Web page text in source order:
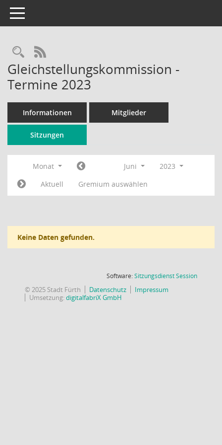
Toggle navigation
Rechercheauswahl
RSS-Feed
Gleichstellungskommission -
Termine 2023
Informationen Mitglieder
Sitzungen
Monat Juni
2023
Aktuell
Gremium auswählen
Keine Daten gefunden.
Software:SitzungsdienstSession(Wird in
© 2025 Stadt Fürth Datenschutz
Impressum
Umsetzung:digitalfabriX GmbH